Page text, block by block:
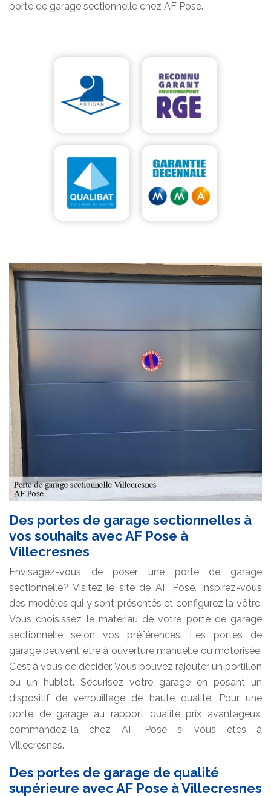
porte de garage sectionnelle chez AF Pose.
Des portes de garage sectionnelles à
vos souhaits avec AF Pose à
Villecresnes
Envisagez-vous de poser une porte de garage
sectionnelle? Visitez le site de AF Pose. Inspirez-vous
des modèles qui y sont présentés et configurez la vôtre.
Vous choisissez le matériau de votre porte de garage
sectionnelle selon vos préférences. Les portes de
garage peuvent être à ouverture manuelle ou motorisée.
C’est à vous de décider. Vous pouvez rajouter un portillon
ou un hublot. Sécurisez votre garage en posant un
dispositif de verrouillage de haute qualité. Pour une
porte de garage au rapport qualité prix avantageux,
commandez-la chez AF Pose si vous êtes à
Villecresnes.
Des portes de garage de qualité
supérieure avec AF Pose à Villecresnes